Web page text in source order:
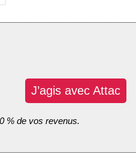
J’agis avec Attac
% de vos revenus.